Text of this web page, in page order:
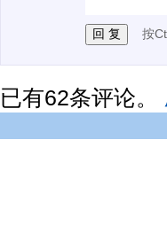
按
已有62条评论。